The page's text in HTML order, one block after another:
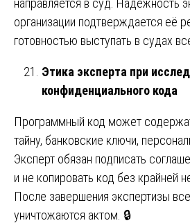
организации подтверждается её
готовностью выступать в судах
Этика эксперта при
конфиденциального кода
Программный код может
тайну, банковские ключи,
Эксперт обязан подписать
и не копировать код без крайней
После завершения экспертизы
уничтожаются актом. 🔒